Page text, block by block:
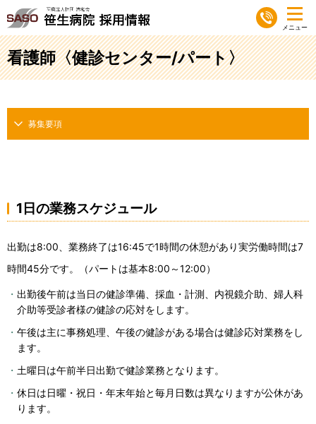
看護師〈健診センター/パート〉
募集要項
1日の業務スケジュール
出勤は8:00、業務終了は16:45で1時間の休憩があり実労働時間は7
時間45分です。（パートは基本8:00～12:00）
出勤後午前は当日の健診準備、採血・計測、内視鏡介助、婦人科
介助等受診者様の健診の応対をします。
午後は主に事務処理、午後の健診がある場合は健診応対業務をし
ます。
土曜日は午前半日出勤で健診業務となります。
休日は日曜・祝日・年末年始と毎月日数は異なりますが公休があ
ります。